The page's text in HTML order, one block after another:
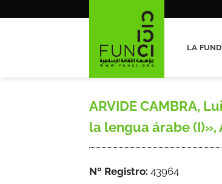
LA
ARVIDE CAMBRA,
la lengua árabe (I)»,
Nº Registro: 43964